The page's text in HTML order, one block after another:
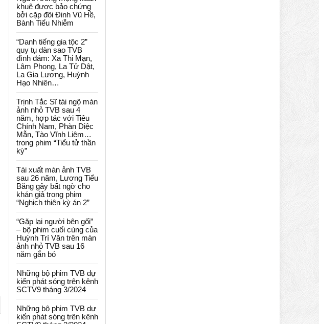
khuê được bảo chứng
bởi cặp đôi Đinh Vũ Hề,
Bành Tiểu Nhiễm
“Danh tiếng gia tộc 2”
quy tụ dàn sao TVB
đình đám: Xa Thi Mạn,
Lâm Phong, La Tử Dật,
La Gia Lương, Huỳnh
Hạo Nhiên…
Trịnh Tắc Sĩ tái ngộ màn
ảnh nhỏ TVB sau 4
năm, hợp tác với Tiêu
Chính Nam, Phàn Diệc
Mẫn, Tào Vĩnh Liêm…
trong phim “Tiểu tử thần
kỳ”
Tái xuất màn ảnh TVB
sau 26 năm, Lương Tiểu
Băng gây bất ngờ cho
khán giả trong phim
“Nghịch thiên kỳ án 2”
“Gặp lại người bên gối”
– bộ phim cuối cùng của
Huỳnh Trí Văn trên màn
ảnh nhỏ TVB sau 16
năm gắn bó
Những bộ phim TVB dự
kiến phát sóng trên kênh
SCTV9 tháng 3/2024
Những bộ phim TVB dự
kiến phát sóng trên kênh